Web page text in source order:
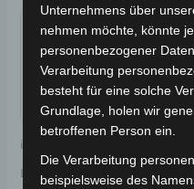
Garantiert
inkl. 19 % MwSt.
Lieferzeit: Versandfertig
Unternehmens über
nehmen möchte, könnte
personenbezogener
Verarbeitung
besteht für eine solche
Grundlage, holen wir
betroffenen Person ein.
Die Verarbeitung
beispielsweise des